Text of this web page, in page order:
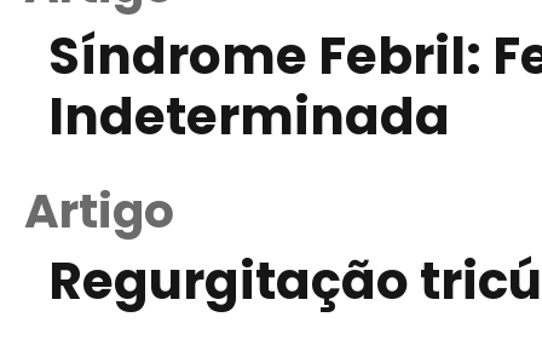
Síndrome Febril:
Indeterminada
Artigo
Regurgitação